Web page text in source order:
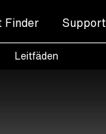
Finder Support
Leitfäden